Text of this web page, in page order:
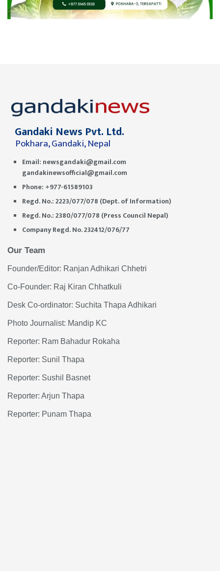
Gandaki News Pvt. Ltd.
Pokhara, Gandaki, Nepal
Email: newsgandaki@gmail.com
gandakinewsofficial@gmail.com
Phone: +977-61589103
Regd. No.: 2223/077/078 (Dept. of Information)
Regd. No.: 2380/077/078 (Press Council Nepal)
Company Regd. No. 232412/076/77
Our Team
Founder/Editor: Ranjan Adhikari Chhetri
Co-Founder: Raj Kiran Chhatkuli
Desk Co-ordinator: Suchita Thapa Adhikari
Photo Journalist: Mandip KC
Reporter: Ram Bahadur Rokaha
Reporter: Sunil Thapa
Reporter: Sushil Basnet
Reporter: Arjun Thapa
Reporter: Punam Thapa